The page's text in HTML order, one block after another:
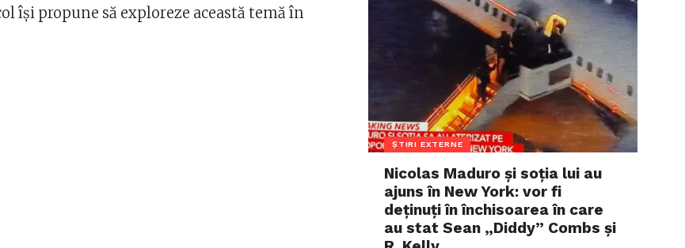
își propune să exploreze această temă în
ȘTIRI EXTERNE
Nicolas Maduro și soția lui au
ajuns în New York: vor fi
deținuți în închisoarea în care
au stat Sean „Diddy” Combs și